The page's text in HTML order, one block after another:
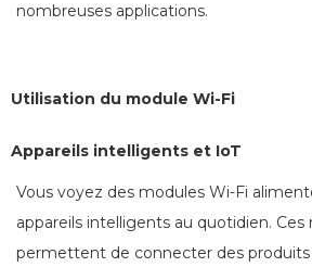
nombreuses applications.
Utilisation du module Wi-Fi
Appareils intelligents et IoT
Vous voyez des modules Wi-Fi
appareils intelligents au quotidien. Ces
permettent de connecter des